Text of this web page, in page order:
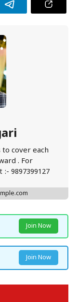
cover each
. For
9897399127
Join Now
Join Now